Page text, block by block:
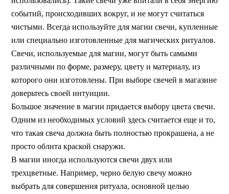
событий, происходивших вокруг, и не могут считаться
чистыми. Всегда используйте для магии свечи, купленные
или специально изготовленные для магических ритуалов.
Свечи, используемые для магии, могут быть самыми
различными по форме, размеру, цвету и материалу, из
которого они изготовлены. При выборе свечей в магазине
доверьтесь своей интуиции.
Большое значение в магии придается выбору цвета свечи.
Одним из необходимых условий здесь считается еще и то,
что такая свеча должна быть полностью прокрашена, а не
просто облита краской снаружи.
В магии иногда используются свечи двух или
трехцветные. Например, черно белую свечу можно
выбрать для совершения ритуала, основной целью